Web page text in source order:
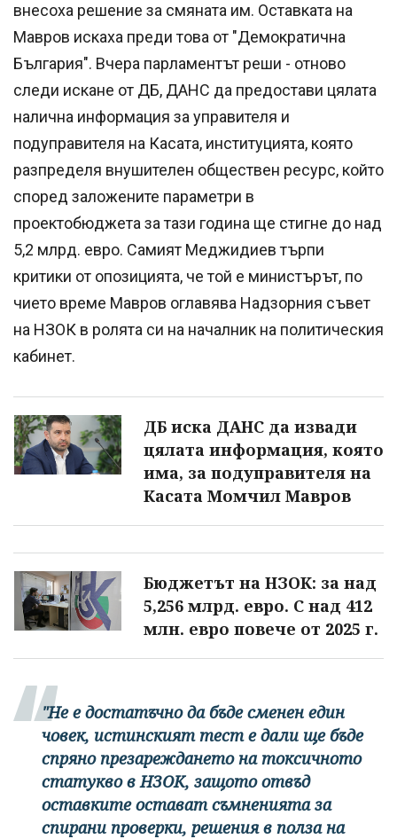
внесоха решение за смяната им. Оставката на
Мавров искаха преди това от "Демократична
България". Вчера парламентът реши - отново
следи искане от ДБ, ДАНС да предостави цялата
налична информация за управителя и
подуправителя на Касата, институцията, която
разпределя внушителен обществен ресурс, който
според заложените параметри в
проектобюджета за тази година ще стигне до над
5,2 млрд. евро. Самият Меджидиев търпи
критики от опозицията, че той е министърът, по
чието време Мавров оглавява Надзорния съвет
на НЗОК в ролята си на началник на политическия
кабинет.
ДБ иска ДАНС да извади
цялата информация, която
има, за подуправителя на
Касата Момчил Мавров
Бюджетът на НЗОК: за над
5,256 млрд. евро. С над 412
млн. евро повече от 2025 г.
"Не е достатъчно да бъде сменен един
човек, истинският тест е дали ще бъде
спряно презареждането на токсичното
статукво в НЗОК, защото отвъд
оставките остават съмненията за
спирани проверки, решения в полза на